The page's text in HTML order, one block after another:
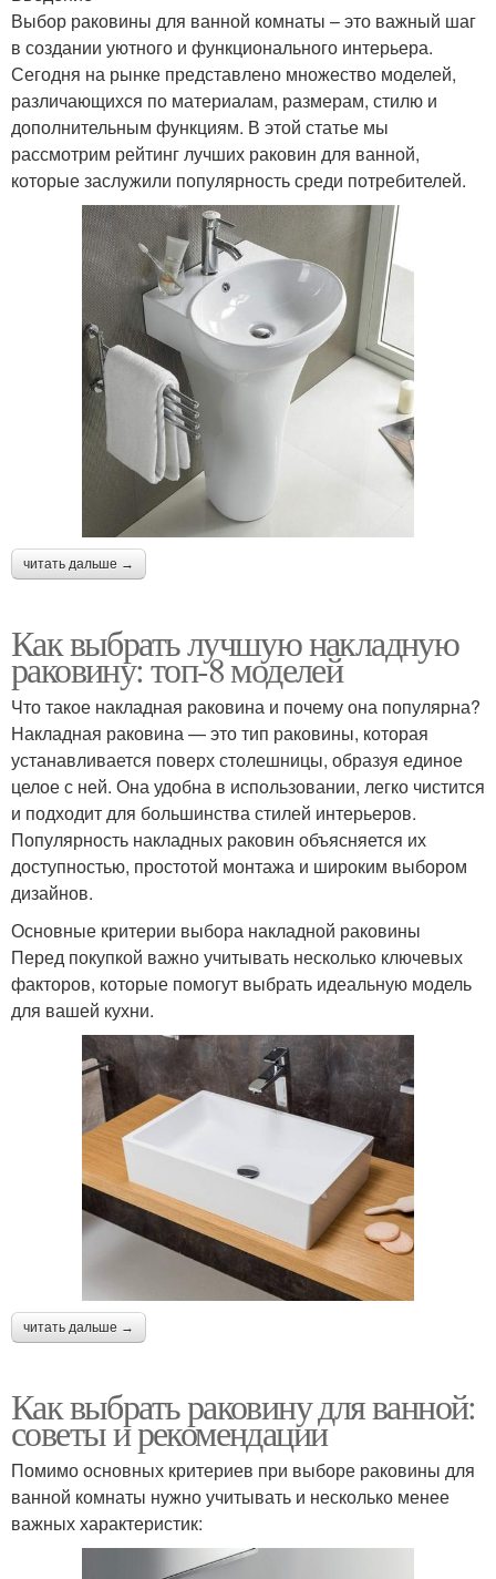
Выбор раковины для ванной комнаты – это важный шаг
в создании уютного и функционального интерьера.
Сегодня на рынке представлено множество моделей,
различающихся по материалам, размерам, стилю и
дополнительным функциям. В этой статье мы
рассмотрим рейтинг лучших раковин для ванной,
которые заслужили популярность среди потребителей.
читать дальше →
Как выбрать лучшую накладную
раковину: топ-8 моделей
Что такое накладная раковина и почему она популярна?
Накладная раковина — это тип раковины, которая
устанавливается поверх столешницы, образуя единое
целое с ней. Она удобна в использовании, легко чистится
и подходит для большинства стилей интерьеров.
Популярность накладных раковин объясняется их
доступностью, простотой монтажа и широким выбором
дизайнов.
Основные критерии выбора накладной раковины
Перед покупкой важно учитывать несколько ключевых
факторов, которые помогут выбрать идеальную модель
для вашей кухни.
читать дальше →
Как выбрать раковину для ванной:
советы и рекомендации
Помимо основных критериев при выборе раковины для
ванной комнаты нужно учитывать и несколько менее
важных характеристик: